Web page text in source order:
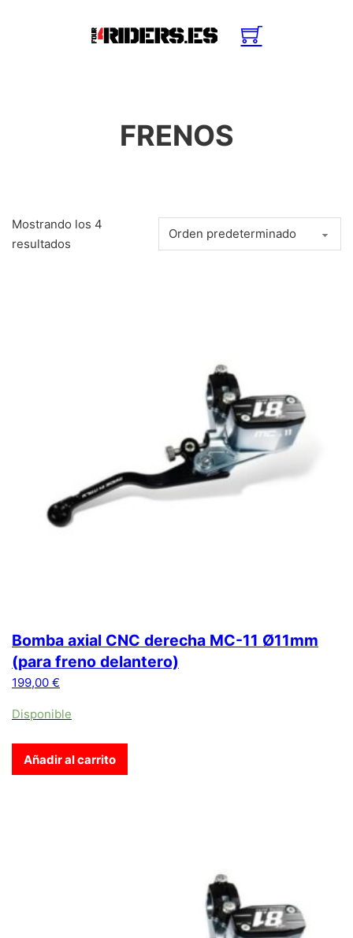
FRENOS
Mostrando los 4
resultados
Bomba axial CNC derecha MC-11 Ø11mm
(para freno delantero)
199,00 €
Disponible
Añadir al carrito